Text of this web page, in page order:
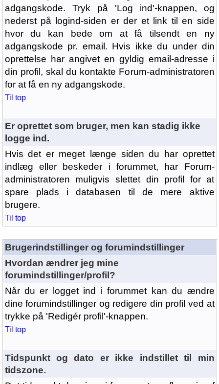
adgangskode. Tryk på 'Log ind'-knappen, og
nederst på logind-siden er der et link til en side
hvor du kan bede om at få tilsendt en ny
adgangskode pr. email. Hvis ikke du under din
oprettelse har angivet en gyldig email-adresse i
din profil, skal du kontakte Forum-administratoren
for at få en ny adgangskode.
Til top
Er oprettet som bruger, men kan stadig ikke
logge ind.
Hvis det er meget længe siden du har oprettet
indlæg eller beskeder i forummet, har Forum-
administratoren muligvis slettet din profil for at
spare plads i databasen til de mere aktive
brugere.
Til top
Brugerindstillinger og forumindstillinger
Hvordan ændrer jeg mine
forumindstillinger/profil?
Når du er logget ind i forummet kan du ændre
dine forumindstillinger og redigere din profil ved at
trykke på 'Redigér profil'-knappen.
Til top
Tidspunkt og dato er ikke indstillet til min
tidszone.